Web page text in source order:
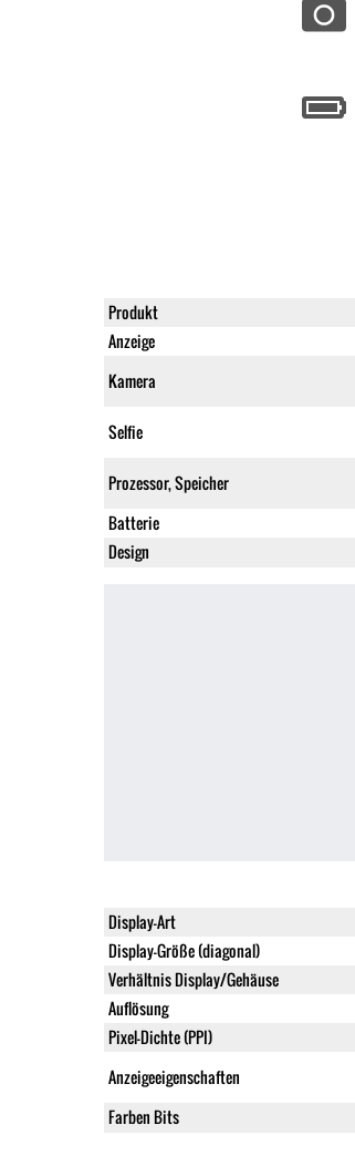
Produkt
Anzeige
Kamera
Selfie
Prozessor, Speicher
Batterie
Design
Display-Art
Display-Größe (diagonal)
Verhältnis Display/Gehäuse
Auflösung
Pixel-Dichte (PPI)
Anzeigeeigenschaften
Farben Bits